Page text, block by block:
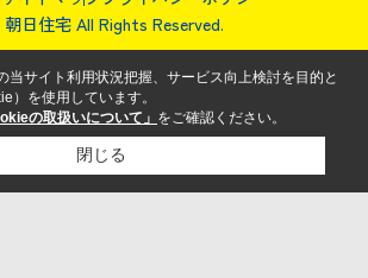
日住宅 All Rights Reserved.
当サイト利用状況把握、サービス向上検討を目的と
）を使用しています。
の取扱いについて」 をご確認ください。
閉じる